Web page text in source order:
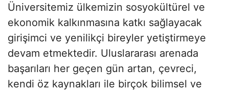
Üniversitemiz ülkemizin sosyokültürel ve
ekonomik kalkınmasına katkı sağlayacak
girişimci ve yenilikçi bireyler yetiştirmeye
devam etmektedir. Uluslararası arenada
başarıları her geçen gün artan, çevreci,
kendi öz kaynakları ile birçok bilimsel ve